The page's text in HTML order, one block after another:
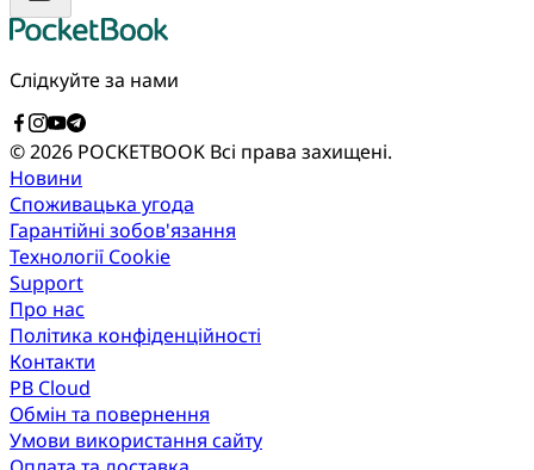
Слідкуйте за нами
© 2026 POCKETBOOK Всі права захищені.
Новини
Споживацька угода
Гарантійні зобов'язання
Технології Cookie
Support
Про нас
Політика конфіденційності
Контакти
PB Cloud
Обмін та повернення
Умови використання сайту